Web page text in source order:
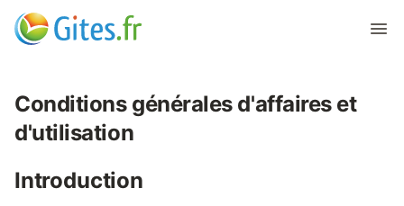
Conditions générales d'affaires et
d'utilisation
Introduction